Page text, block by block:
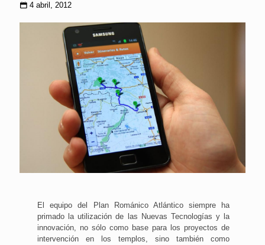
4 abril, 2012
El equipo del Plan Románico Atlántico siempre ha
primado la utilización de las Nuevas Tecnologías y la
innovación, no sólo como base para los proyectos de
intervención en los templos, sino también como